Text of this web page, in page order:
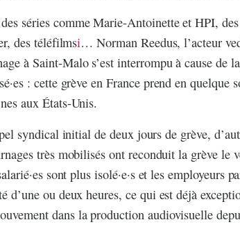
séries comme Marie-Antoinette et HPI,
des téléfilmsi… Norman Reedus, l’acteur
à Saint-Malo s’est interrompu à cause de
: cette grève en France prend en quelque
aux États-Unis.
syndical initial de deux jours de grève,
très mobilisés ont reconduit la grève le
sont plus isolé·e·s et les employeurs
d’une ou deux heures, ce qui est déjà
dans la production audiovisuelle